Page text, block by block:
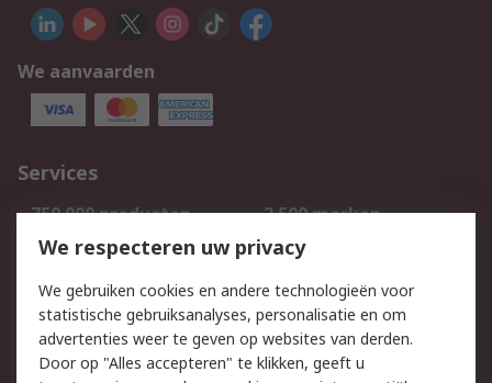
We aanvaarden
Services
750.000 producten
2.500 merken
Bestellen
Inkoopoplossingen
Track & Trace
Wettelijk
We respecteren uw privacy
We gebruiken cookies en andere technologieën voor
statistische gebruiksanalyses, personalisatie en om
advertenties weer te geven op websites van derden.
Door op "Alles accepteren" te klikken, geeft u